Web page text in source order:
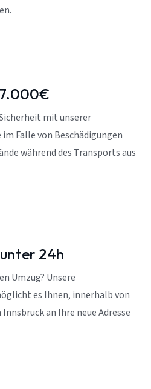
mit unserer
im Falle von Beschädigungen
während des Transports aus
24h
Umzug? Unsere
es Ihnen, innerhalb von
an Ihre neue Adresse